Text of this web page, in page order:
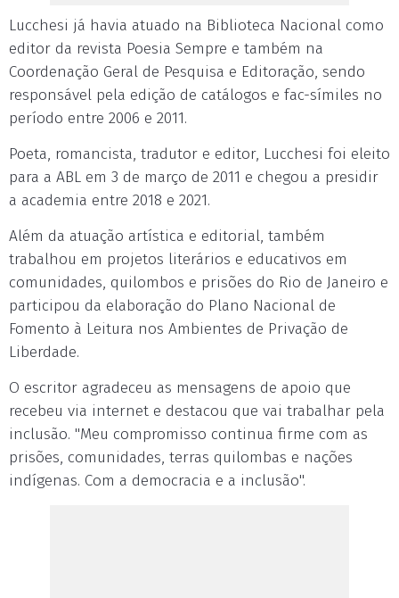
Lucchesi já havia atuado na Biblioteca Nacional como
editor da revista Poesia Sempre e também na
Coordenação Geral de Pesquisa e Editoração, sendo
responsável pela edição de catálogos e fac-símiles no
período entre 2006 e 2011.
Poeta, romancista, tradutor e editor, Lucchesi foi eleito
para a ABL em 3 de março de 2011 e chegou a presidir
a academia entre 2018 e 2021.
Além da atuação artística e editorial, também
trabalhou em projetos literários e educativos em
comunidades, quilombos e prisões do Rio de Janeiro e
participou da elaboração do Plano Nacional de
Fomento à Leitura nos Ambientes de Privação de
Liberdade.
O escritor agradeceu as mensagens de apoio que
recebeu via internet e destacou que vai trabalhar pela
inclusão. "Meu compromisso continua firme com as
prisões, comunidades, terras quilombas e nações
indígenas. Com a democracia e a inclusão".